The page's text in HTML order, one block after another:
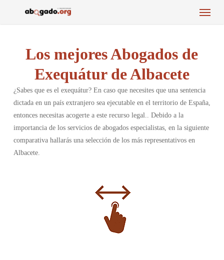
Menu
Los mejores Abogados de
Exequátur de Albacete
¿Sabes que es el exequátur? En caso que necesites que una sentencia
dictada en un país extranjero sea ejecutable en el territorio de España,
entonces necesitas acogerte a este recurso legal.. Debido a la
importancia de los servicios de abogados especialistas, en la siguiente
comparativa hallarás una selección de los más representativos en
Albacete.